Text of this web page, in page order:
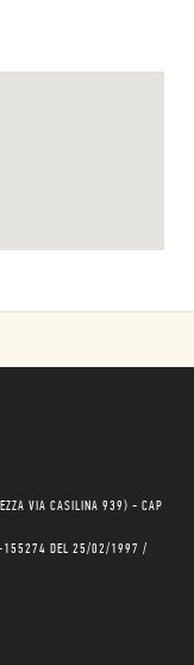
VIA CASILINA 939) - CAP
155274 DEL 25/02/1997 /